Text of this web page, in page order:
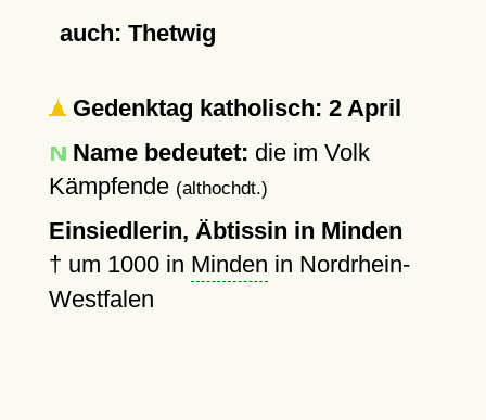
auch: Thetwig
Gedenktag katholisch: 2 April
Name bedeutet: die im Volk
Kämpfende (althochdt.)
Einsiedlerin, Äbtissin in Minden
† um 1000in Minden in Nordrhein-
Westfalen